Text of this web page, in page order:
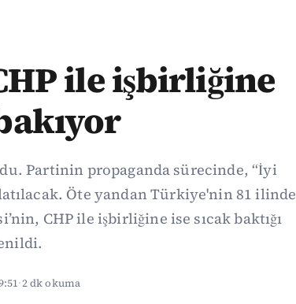
ile işbirliğine
Partinin propaganda sürecinde, “İyi
Öte yandan Türkiye'nin 81 ilinde
CHP ile işbirliğine ise sıcak baktığı
·2 dk okuma